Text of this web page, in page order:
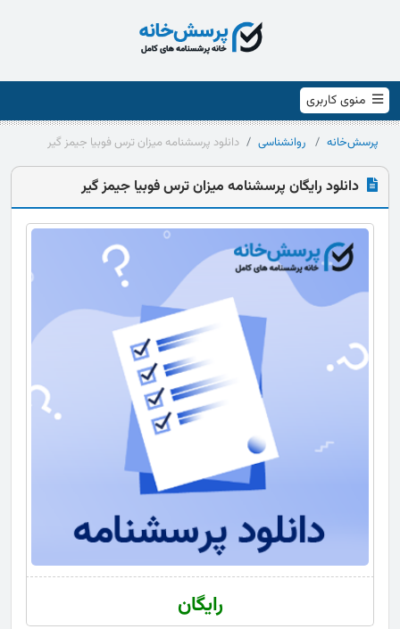
منوی کاربری
پرسش‌خانه روانشناسی دانلود پرسشنامه میزان ترس فوبیا جیمز گیر
دانلود رایگان پرسشنامه میزان ترس فوبیا جیمز گیر
رایگان